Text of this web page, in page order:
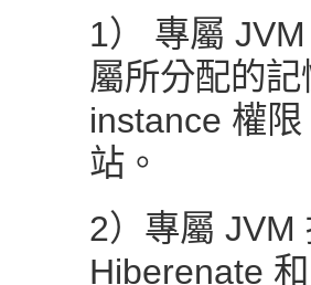
1） 專屬
屬所分配的
instance 權
站。
2）專屬 JVM
Hiberenate